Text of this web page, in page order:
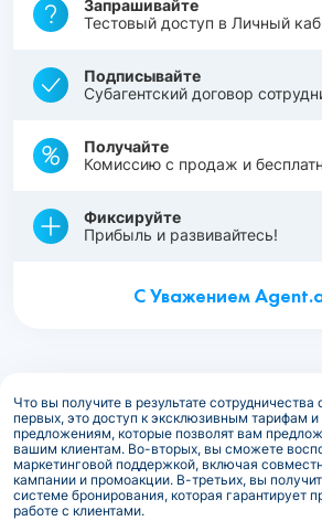
Запрашивайте
Тестовый доступ в Личный
Подписывайте
Субагентский договор
Получайте
Комиссию с продаж и
Фиксируйте
Прибыль и развивайтесь!
С Уважением
Что вы получите в результате
первых, это доступ к эксклюзивным тарифам
предложениям, которые позволят вам
вашим клиентам. Во-вторых, вы сможете
маркетинговой поддержкой, включая
кампании и промоакции. В-третьих, вы
системе бронирования, которая гарантирует
работе с клиентами.